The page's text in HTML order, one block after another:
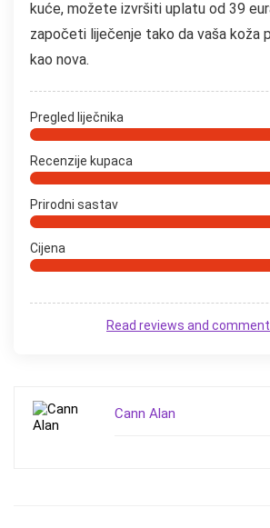
kuće, možete izvršiti uplatu od 39
započeti liječenje tako da vaša koža
kao nova.
Pregled liječnika
Recenzije kupaca
Prirodni sastav
Cijena
Read reviews and
Cann Alan